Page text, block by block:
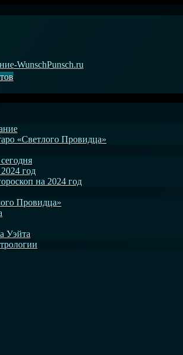
WunschPunsch.ru
«Светлого Провидца»
год
на 2024 год
Провидца»
Уэйта